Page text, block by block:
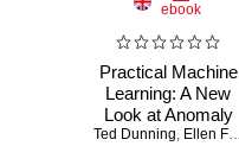
ebook
Practical Machine
Learning: A New
Look at Anomaly
Detection
Ted Dunning, Ellen Friedman